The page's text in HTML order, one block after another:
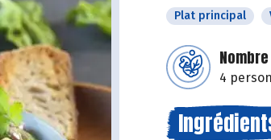
Plat principal
4